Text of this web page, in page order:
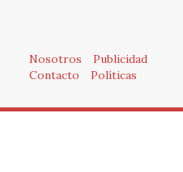
Nosotros
Publicidad
Contacto
Políticas